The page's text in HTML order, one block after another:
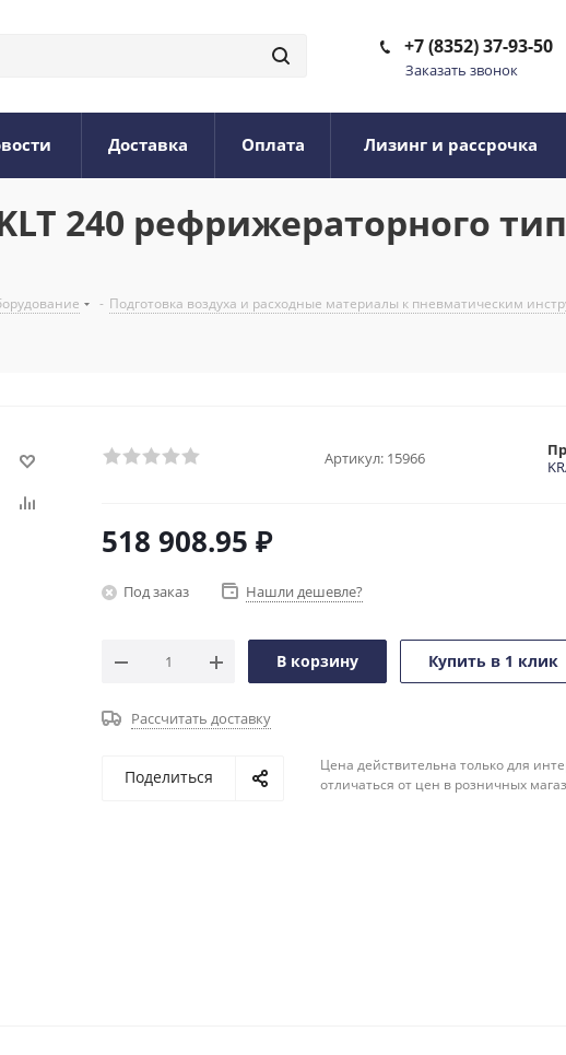
+7 (8352) 37-93-50
Заказать звонок
Доставка Оплата Лизинг и рассрочка
240 рефрижераторного
- Подготовка воздуха и расходные материалы к пневматическим
Артикул: 15966
518 908.95 ₽
Под заказ Нашли дешевле?
В корзину Купить в 1 клик
Рассчитать доставку
Поделиться
Цена действительна только для
отличаться от цен в розничных